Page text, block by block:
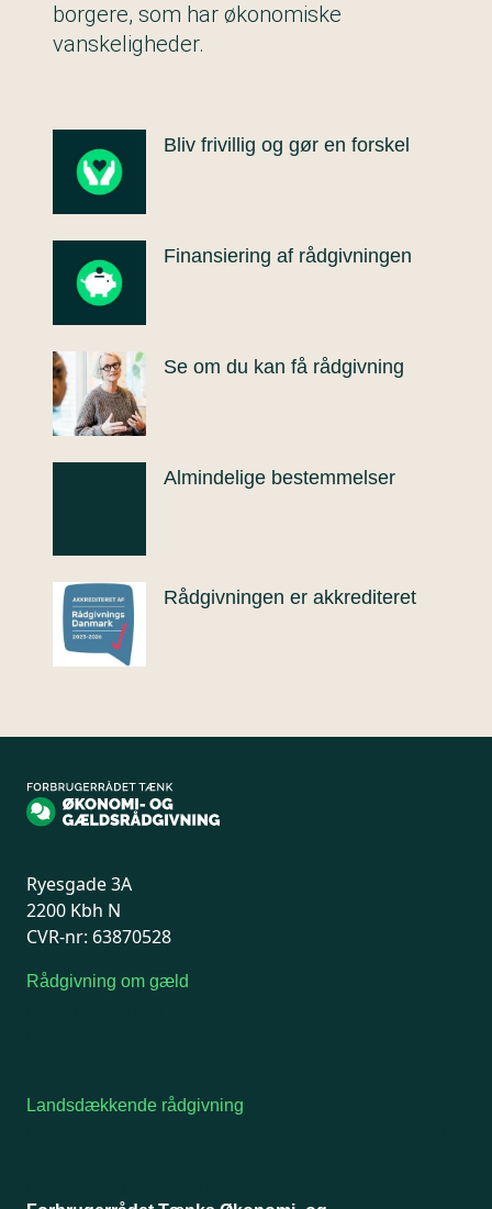
borgere, som har økonomiske
vanskeligheder.
Bliv frivillig og gør en forskel
Finansiering af rådgivningen
Se om du kan få rådgivning
Almindelige bestemmelser
Rådgivningen er akkrediteret
Ryesgade 3A
2200 Kbh N
CVR-nr: 63870528
Rådgivning om gæld
Landsdækkende rådgivning